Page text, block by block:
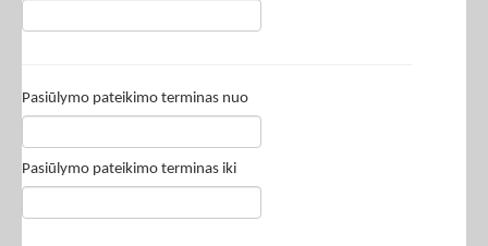
Pasiūlymo pateikimo terminas nuo
Pasiūlymo pateikimo terminas iki